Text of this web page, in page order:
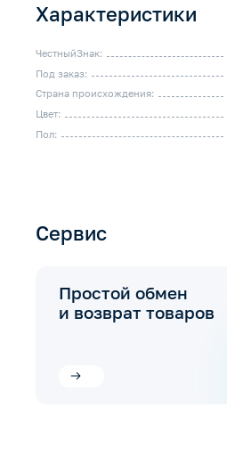
Характеристики
ЧестныйЗнак:
Под заказ:
Страна происхождения:
Цвет:
Пол:
Сервис
Простой обмен
и возврат товаров